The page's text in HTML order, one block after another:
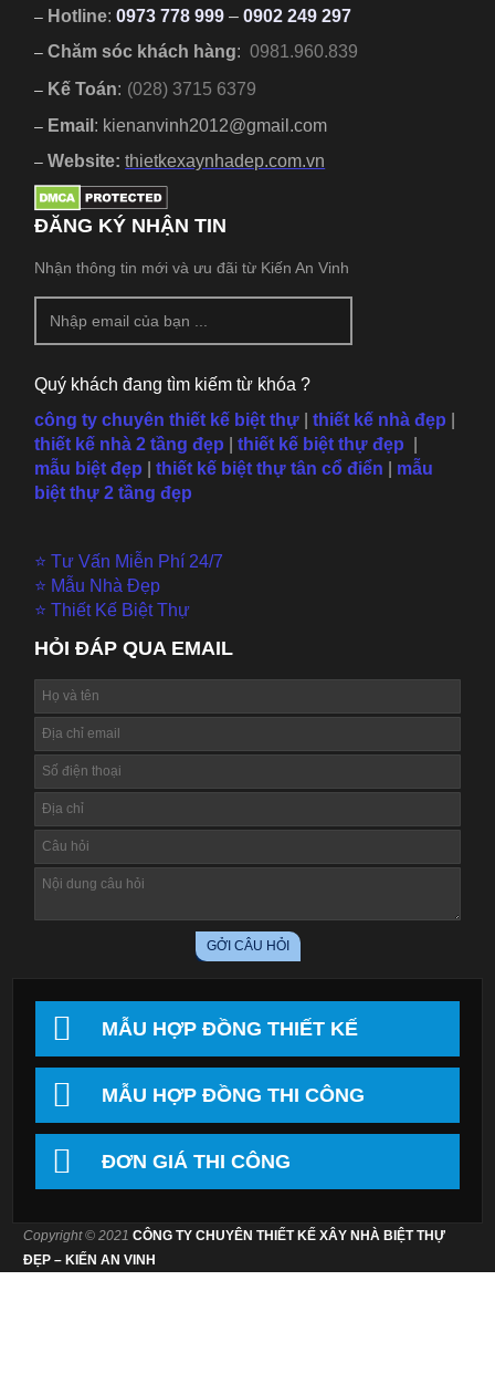
– Hotline: 0973 778 999 –0902 249 297
– Chăm sóc khách hàng: 0981.960.839
– Kế Toán: (028) 3715 6379
– Email : kienanvinh2012@gmail.com
– Website:thietkexaynhadep.com.vn
ĐĂNG KÝ NHẬN TIN
Nhận thông tin mới và ưu đãi từ Kiến An Vinh
Quý khách đang tìm kiếm từ khóa ?
công ty chuyên thiết kế biệt thự |thiết kế nhà đẹp
thiết kế nhà 2 tầng đẹp
thiết kế biệt thự đẹp
mẫu biệt đẹp thiết kế biệt thự tân cổ điển
mẫu
biệt thự 2 tầng đẹp
⭐ Tư Vấn Miễn Phí 24/7
⭐ Mẫu Nhà Đẹp
⭐ Thiết Kế Biệt Thự
HỎI ĐÁP QUA EMAIL
MẪU HỢP ĐỒNG THIẾT KẾ
MẪU HỢP ĐỒNG THI CÔNG
ĐƠN GIÁ THI CÔNG
Copyright © 2021CÔNG TY CHUYÊN THIẾT KẾ XÂY NHÀ BIỆT THỰ
ĐẸP – KIẾN AN VINH